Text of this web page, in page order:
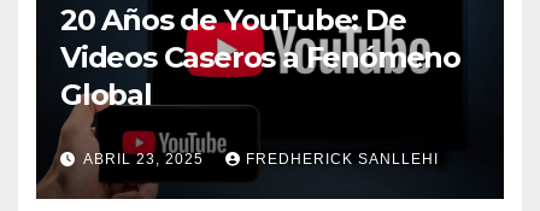
20 Años de YouTube: De
Videos Caseros a Fenómeno
Global
ABRIL 23, 2025 FREDHERICK SANLLEHI